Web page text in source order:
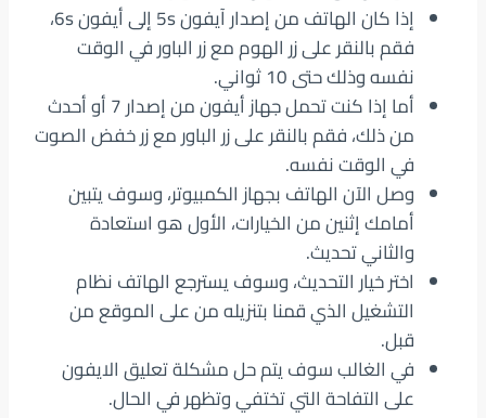
إذا كان الهاتف من إصدار آيفون 5s إلى أيفون 6s،
فقم بالنقر على زر الهوم مع زر الباور في الوقت
نفسه وذلك حتى 10 ثواني.
أما إذا كنت تحمل جهاز أيفون من إصدار 7 أو أحدث
من ذلك، فقم بالنقر على زر الباور مع زر خفض الصوت
في الوقت نفسه.
وصل الآن الهاتف بجهاز الكمبيوتر، وسوف يتبين
أمامك إثنين من الخيارات، الأول هو استعادة
والثاني تحديث.
اختر خيار التحديث، وسوف يسترجع الهاتف نظام
التشغيل الذي قمنا بتنزيله من على الموقع من
قبل.
في الغالب سوف يتم حل مشكلة تعليق الايفون
على التفاحة التي تختفي وتظهر في الحال.